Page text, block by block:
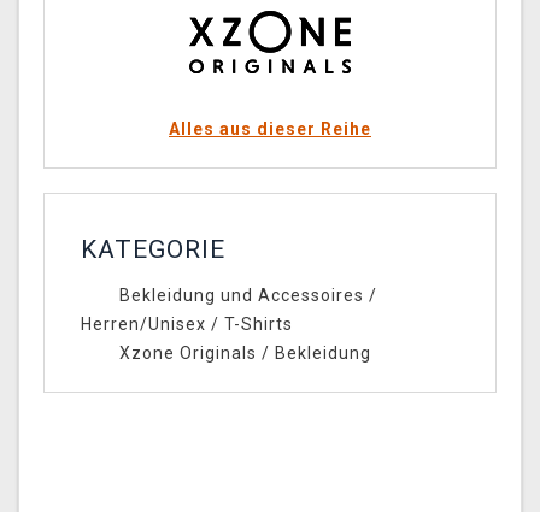
Alles aus dieser Reihe
KATEGORIE
Bekleidung und Accessoires /
Herren/Unisex / T-Shirts
Xzone Originals / Bekleidung